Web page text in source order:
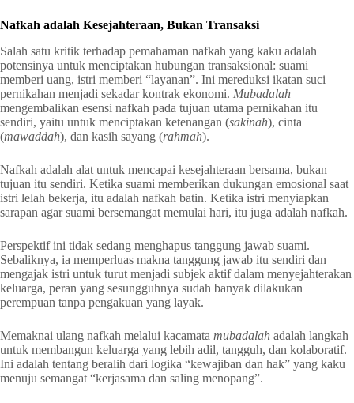
Nafkah adalah Kesejahteraan, Bukan Transaksi
Salah satu kritik terhadap pemahaman nafkah yang kaku adalah
potensinya untuk menciptakan hubungan transaksional: suami
memberi uang, istri memberi “layanan”. Ini mereduksi ikatan suci
pernikahan menjadi sekadar kontrak ekonomi. Mubadalah
mengembalikan esensi nafkah pada tujuan utama pernikahan itu
sendiri, yaitu untuk menciptakan ketenangan (sakinah), cinta
(mawaddah), dan kasih sayang (rahmah).
Nafkah adalah alat untuk mencapai kesejahteraan bersama, bukan
tujuan itu sendiri. Ketika suami memberikan dukungan emosional saat
istri lelah bekerja, itu adalah nafkah batin. Ketika istri menyiapkan
sarapan agar suami bersemangat memulai hari, itu juga adalah nafkah.
Perspektif ini tidak sedang menghapus tanggung jawab suami.
Sebaliknya, ia memperluas makna tanggung jawab itu sendiri dan
mengajak istri untuk turut menjadi subjek aktif dalam menyejahterakan
keluarga, peran yang sesungguhnya sudah banyak dilakukan
perempuan tanpa pengakuan yang layak.
Memaknai ulang nafkah melalui kacamata mubadalah adalah langkah
untuk membangun keluarga yang lebih adil, tangguh, dan kolaboratif.
Ini adalah tentang beralih dari logika “kewajiban dan hak” yang kaku
menuju semangat “kerjasama dan saling menopang”.